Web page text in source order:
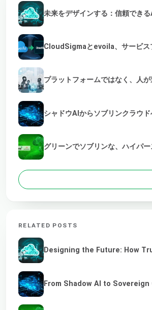
未来をデザインする：信頼でき
CloudSigmaとevoila、サービス
プラットフォームではなく、人
シャドウAIからソブリンクラウ
グリーンでソブリンな、ハイパ
RELATED POSTS
Designing the Future: How
From Shadow AI to